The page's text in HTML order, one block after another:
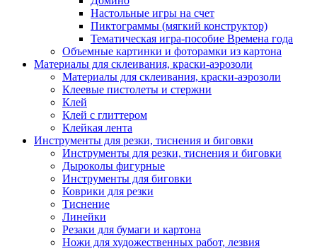
Настольные игры на счет
Пиктограммы (мягкий конструктор)
Тематическая игра-пособие Времена года
Объемные картинки и фоторамки из картона
Материалы для склеивания, краски-аэрозоли
Материалы для склеивания, краски-аэрозоли
Клеевые пистолеты и стержни
Клей
Клей с глиттером
Клейкая лента
Инструменты для резки, тиснения и биговки
Инструменты для резки, тиснения и биговки
Дыроколы фигурные
Инструменты для биговки
Коврики для резки
Тиснение
Линейки
Резаки для бумаги и картона
Ножи для художественных работ, лезвия